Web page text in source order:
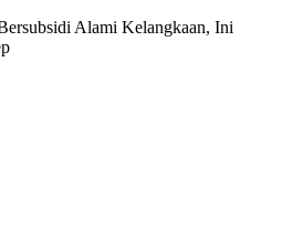
Alami Kelangkaan, Ini